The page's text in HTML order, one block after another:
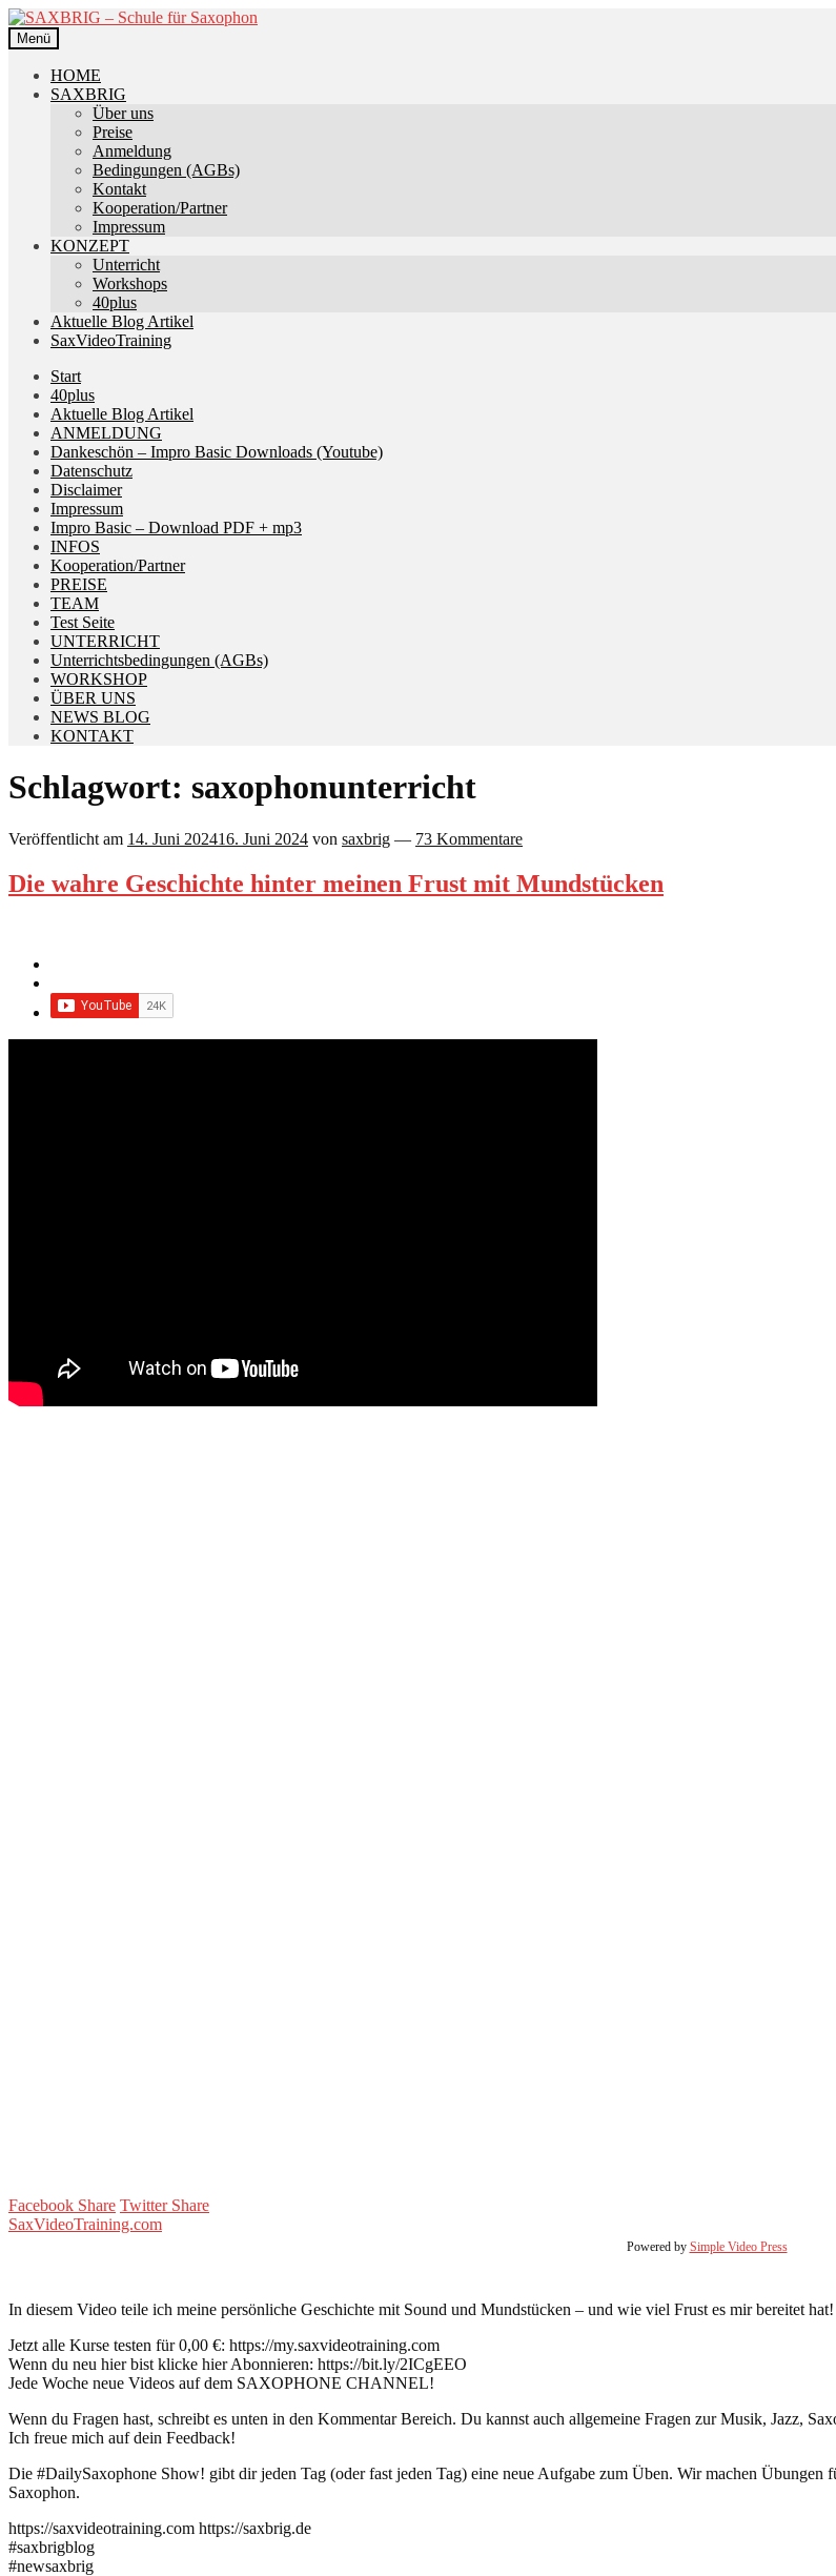
Zur
Navigation
springen
Zum
Inhalt
springen
Menü
HOME
SAXBRIG
Über uns
Preise
Anmeldung
Bedingungen (AGBs)
Kontakt
Kooperation/Partner
Impressum
KONZEPT
Unterricht
Workshops
40plus
Aktuelle Blog Artikel
SaxVideoTraining
Start
40plus
Aktuelle Blog Artikel
ANMELDUNG
Dankeschön – Impro Basic Downloads (Youtube)
Datenschutz
Disclaimer
Impressum
Impro Basic – Download PDF + mp3
INFOS
Kooperation/Partner
PREISE
TEAM
Test Seite
UNTERRICHT
Unterrichtsbedingungen (AGBs)
WORKSHOP
ÜBER UNS
NEWS BLOG
KONTAKT
Schlagwort: saxophonunterricht
Veröffentlicht am 14. Juni 202416. Juni 2024 von saxbrig — 73 Kommentare
Die wahre Geschichte hinter meinen Frust mit Mundstücken
Facebook Share Twitter Share
SaxVideoTraining.com
Powered by Simple Video Press
In diesem Video teile ich meine persönliche Geschichte mit Sound und Mundstücken – und wie viel Frust es mir bereitet hat!
Jetzt alle Kurse testen für 0,00 €: https://my.saxvideotraining.com
Wenn du neu hier bist klicke hier Abonnieren: https://bit.ly/2ICgEEO
Jede Woche neue Videos auf dem SAXOPHONE CHANNEL!
Wenn du Fragen hast, schreibt es unten in den Kommentar Bereich. Du kannst auch allgemeine Fragen zur Musik, Jazz,
Ich freue mich auf dein Feedback!
Die #DailySaxophone Show! gibt dir jeden Tag (oder fast jeden Tag) eine neue Aufgabe zum Üben. Wir machen
Saxophon.
https://saxvideotraining.com https://saxbrig.de
#saxbrigblog
#newsaxbrig